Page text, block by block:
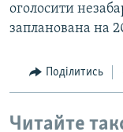
оголосити
запланована на
Поділитись
Читайте